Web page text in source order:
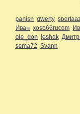
panisn qwerty
Иван xoso66rucom
ole_don leshak
sema72 Svann